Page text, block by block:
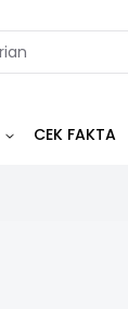
CEK FAKTA